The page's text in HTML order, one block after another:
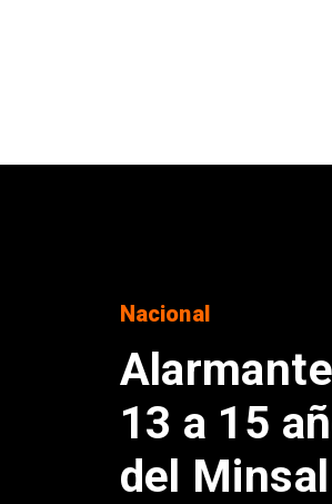
Regiones
Aprueban
de $4 mil